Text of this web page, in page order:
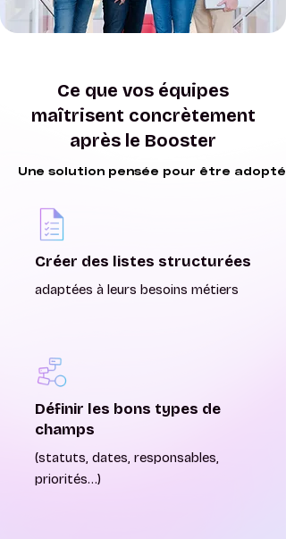
Ce que vos équipes
maîtrisent concrètement
après le Booster
Une solution pensée pour être
Une solution pensée pour être
Créer des listes structurées
adaptées à leurs besoins métiers
Définir les bons types de
champs
(statuts, dates, responsables,
priorités…)